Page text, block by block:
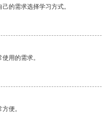
的需求选择学习方式。
用的需求。
便。